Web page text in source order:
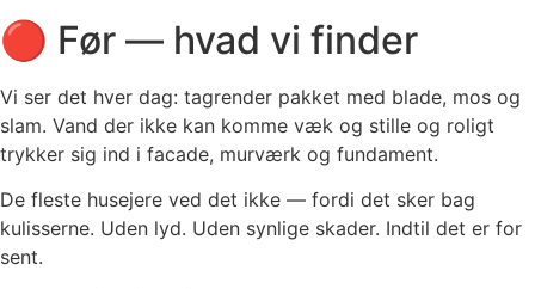
🔴 Før — hvad vi finder
Vi ser det hver dag: tagrender pakket med blade, mos og
slam. Vand der ikke kan komme væk og stille og roligt
trykker sig ind i facade, murværk og fundament.
De fleste husejere ved det ikke — fordi det sker bag
kulisserne. Uden lyd. Uden synlige skader. Indtil det er for
sent.